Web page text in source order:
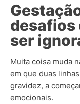
desafios
ser
Muita coisa muda
em que duas
gravidez, a
emocionais.